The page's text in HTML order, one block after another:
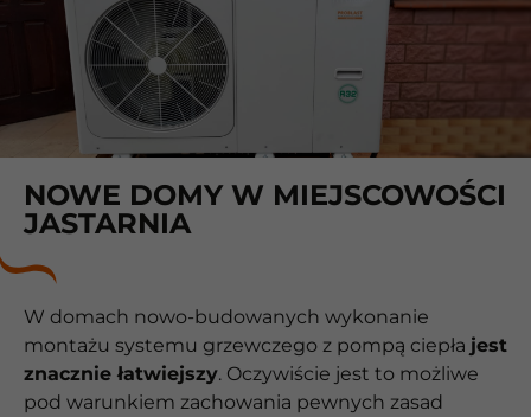
NOWE DOMY W MIEJSCOWOŚCI
JASTARNIA
W domach nowo-budowanych wykonanie
montażu systemu grzewczego z pompą ciepła jest
znacznie łatwiejszy. Oczywiście jest to możliwe
pod warunkiem zachowania pewnych zasad